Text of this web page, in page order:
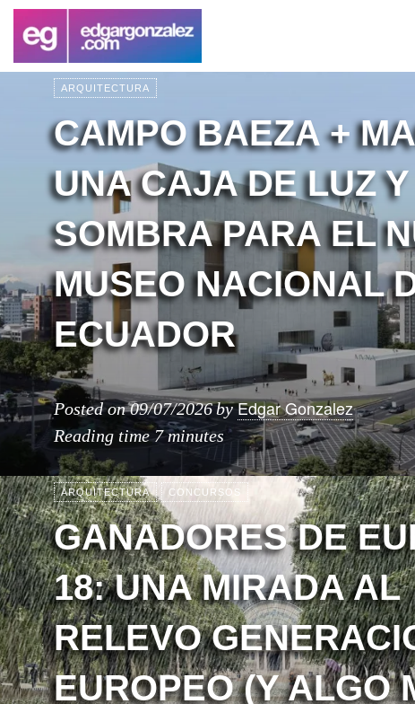
ARQUITECTURA
CAMPO BAEZA +
UNA CAJA DE LUZ Y
SOMBRA PARA EL
MUSEO NACIONAL
ECUADOR
Posted on09/07/2026byEdgar Gonzalez
Reading time7 minutes
ARQUITECTURA CONCURSOS
GANADORES DE
18: UNA MIRADA AL
RELEVO
EUROPEO (Y ALGO